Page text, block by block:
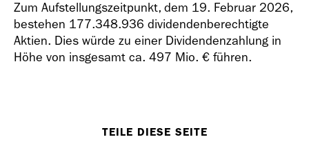
Zum Aufstellungszeitpunkt, dem 19. Februar 2026,
bestehen 177.348.936 dividendenberechtigte
Aktien. Dies würde zu einer Dividendenzahlung in
Höhe von insgesamt ca. 497 Mio. € führen.
TEILE DIESE SEITE